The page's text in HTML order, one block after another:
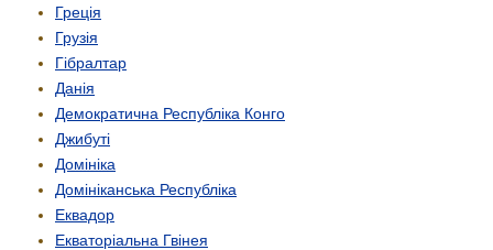
Греція
Грузія
Гібралтар
Данія
Демократична Республіка Конго
Джибуті
Домініка
Домініканська Республіка
Еквадор
Екваторіальна Гвінея